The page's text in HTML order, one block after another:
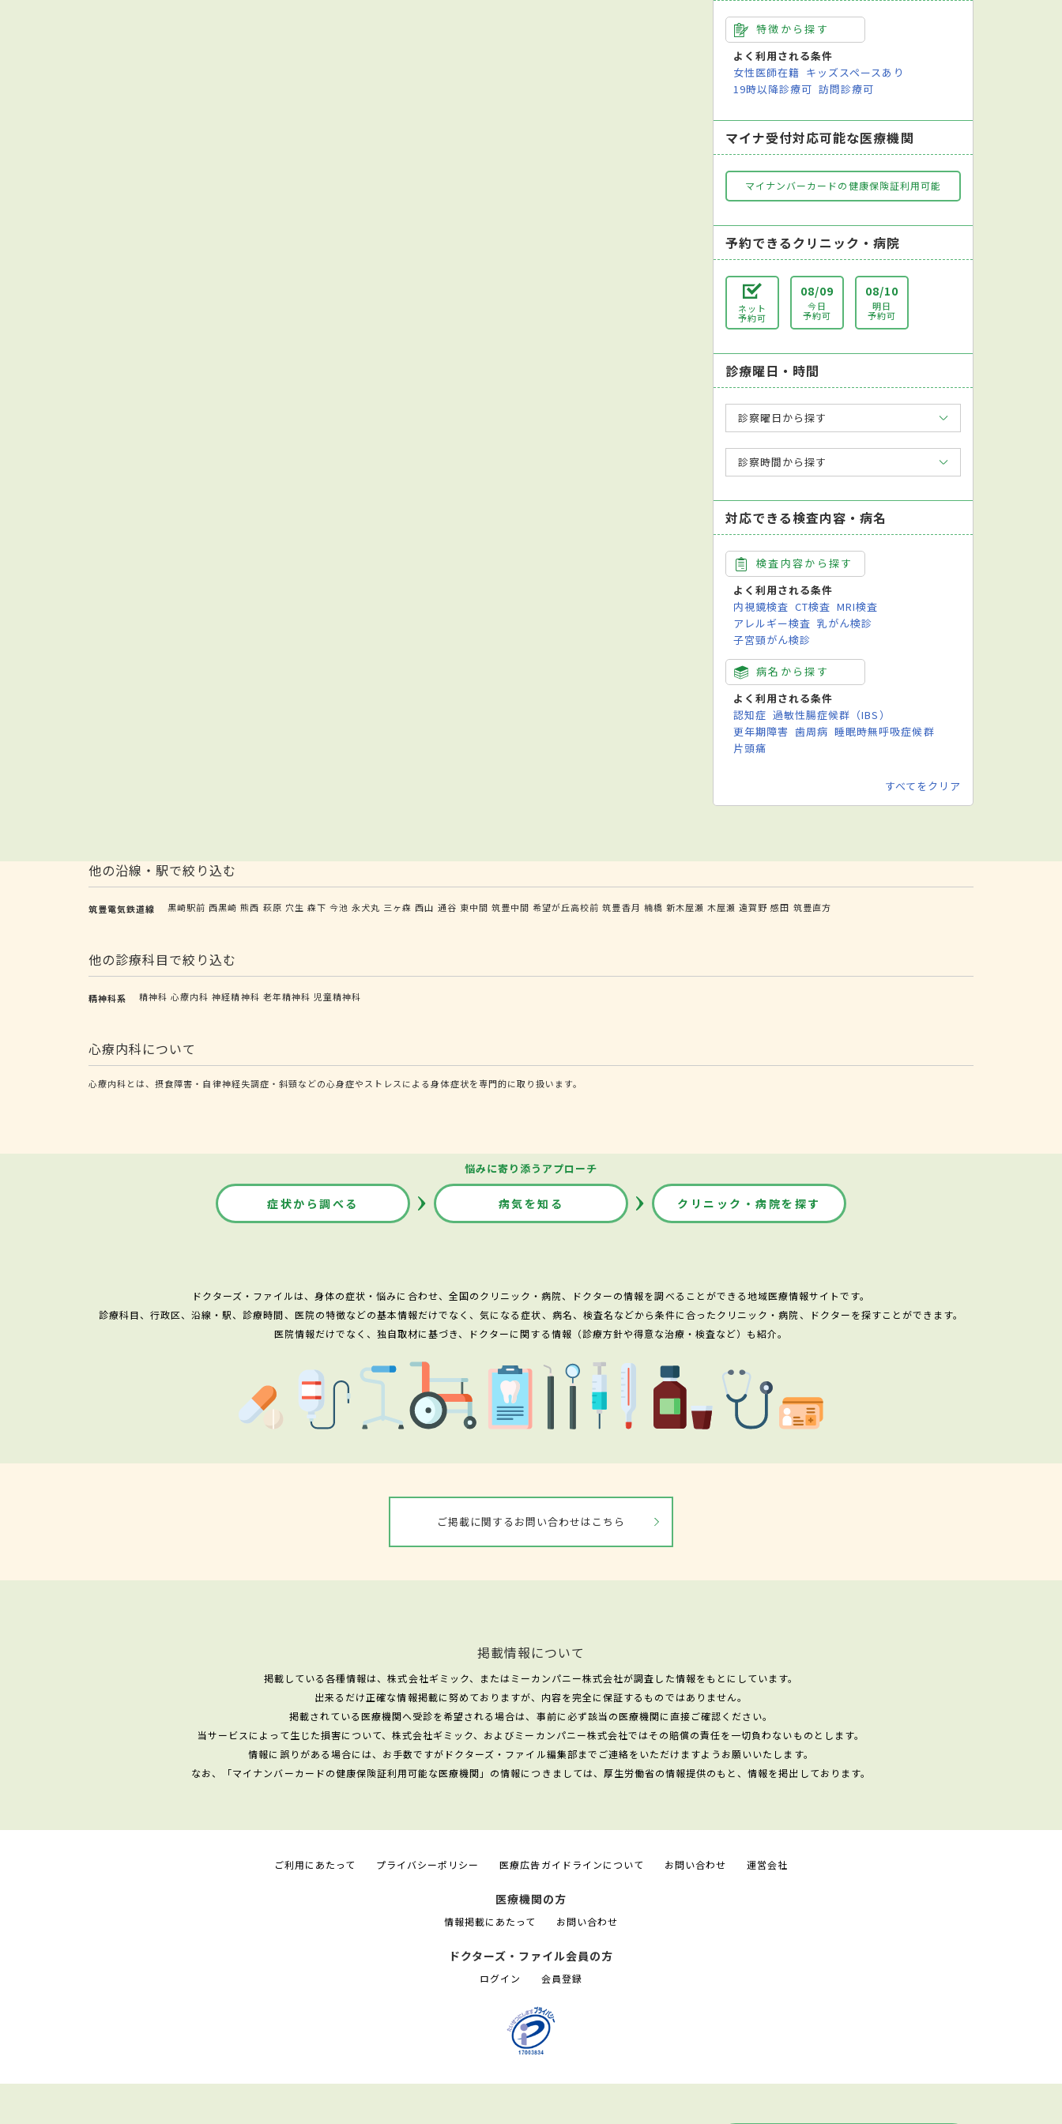
特徴から探す
よく利用される条件
女性医師在籍 キッズスペースあり
19時以降診療可 訪問診療可
マイナ受付対応可能な医療機関
マイナンバーカードの健康保険証利用可能
予約できるクリニック・病院
ネット
予約可
08/09
今日
予約可
08/10
明日
予約可
診療曜日・時間
診察曜日から探す
診察時間から探す
対応できる検査内容・病名
検査内容から探す
よく利用される条件
内視鏡検査 CT検査 MRI検査
アレルギー検査 乳がん検診
子宮頸がん検診
病名から探す
よく利用される条件
認知症 過敏性腸症候群（IBS）
更年期障害 歯周病 睡眠時無呼吸症候群
片頭痛
すべてをクリア
他の沿線・駅で絞り込む
筑豊電気鉄道線 黒崎駅前 西黒崎 熊西 萩原 穴生 森下 今池 永犬丸 三ヶ森 西山 通谷 東中間 筑豊中間 希望が丘高校前 筑豊香月 楠橋 新木屋瀬 木屋瀬 遠賀野 感田 筑豊直方
他の診療科目で絞り込む
精神科系 精神科 心療内科 神経精神科 老年精神科 児童精神科
心療内科について
心療内科とは、摂食障害・自律神経失調症・斜頸などの心身症やストレスによる身体症状を専門的に取り扱います。
悩みに寄り添うアプローチ
症状から調べる 病気を知る クリニック・病院を探す
ドクターズ・ファイルは、身体の症状・悩みに合わせ、全国のクリニック・病院、ドクターの情報を調べることができる地域医療情報サイトです。
診療科目、行政区、沿線・駅、診療時間、医院の特徴などの基本情報だけでなく、気になる症状、病名、検査名などから条件に合ったクリニック・病院、ドクターを探すことができます。
医院情報だけでなく、独自取材に基づき、ドクターに関する情報（診療方針や得意な治療・検査など）も紹介。
ご掲載に関するお問い合わせはこちら
掲載情報について
掲載している各種情報は、株式会社ギミック、またはミーカンパニー株式会社が調査した情報をもとにしています。
出来るだけ正確な情報掲載に努めておりますが、内容を完全に保証するものではありません。
掲載されている医療機関へ受診を希望される場合は、事前に必ず該当の医療機関に直接ご確認ください。
当サービスによって生じた損害について、株式会社ギミック、およびミーカンパニー株式会社ではその賠償の責任を一切負わないものとします。
情報に誤りがある場合には、お手数ですがドクターズ・ファイル編集部までご連絡をいただけますようお願いいたします。
なお、「マイナンバーカードの健康保険証利用可能な医療機関」の情報につきましては、厚生労働省の情報提供のもと、情報を掲出しております。
ご利用にあたって プライバシーポリシー 医療広告ガイドラインについて お問い合わせ 運営会社
医療機関の方
情報掲載にあたって お問い合わせ
ドクターズ・ファイル会員の方
ログイン 会員登録